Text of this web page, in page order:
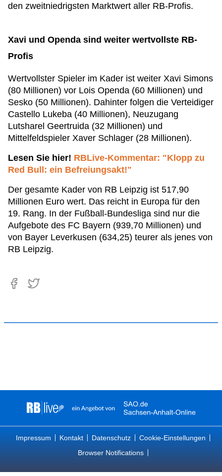
den zweitniedrigsten Marktwert aller RB-Profis.
Xavi und Openda sind weiter wertvollste RB-
Profis
Wertvollster Spieler im Kader ist weiter Xavi Simons
(80 Millionen) vor Lois Openda (60 Millionen) und
Sesko (50 Millionen). Dahinter folgen die Verteidiger
Castello Lukeba (40 Millionen), Neuzugang
Lutsharel Geertruida (32 Millionen) und
Mittelfeldspieler Xaver Schlager (28 Millionen).
Lesen Sie hier! RBLive-Kommentar: "Klopp zu
Red Bull: ein Befreiungsakt!"
Der gesamte Kader von RB Leipzig ist 517,90
Millionen Euro wert. Das reicht in Europa für den
19. Rang. In der Fußball-Bundesliga sind nur die
Aufgebote des FC Bayern (939,70 Millionen) und
von Bayer Leverkusen (634,25) teurer als jenes von
RB Leipzig.
Impressum Kontakt Datenschutz
Cookie-Einstellungen
Browser Notifications